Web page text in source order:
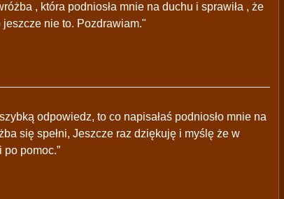
, która podniosła mnie na duchu i sprawiła , że
nie to. Pozdrawiam."
odpowiedz, to co napisałaś podniosło mnie na
się spełni, Jeszcze raz dziękuję i myślę że w
po pomoc.”